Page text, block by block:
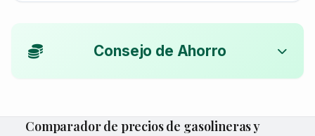
Consejo de Ahorro
Comparador de precios de gasolineras y